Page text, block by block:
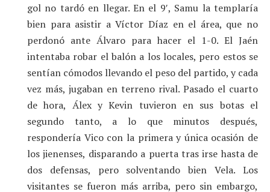
gol no tardó en llegar. En el 9′, Samu la templaría
bien para asistir a Víctor Díaz en el área, que no
perdonó ante Álvaro para hacer el 1-0. El Jaén
intentaba robar el balón a los locales, pero estos se
sentían cómodos llevando el peso del partido, y cada
vez más, jugaban en terreno rival. Pasado el cuarto
de hora, Álex y Kevin tuvieron en sus botas el
segundo tanto, a lo que minutos después,
respondería Vico con la primera y única ocasión de
los jienenses, disparando a puerta tras irse hasta de
dos defensas, pero solventando bien Vela. Los
visitantes se fueron más arriba, pero sin embargo,